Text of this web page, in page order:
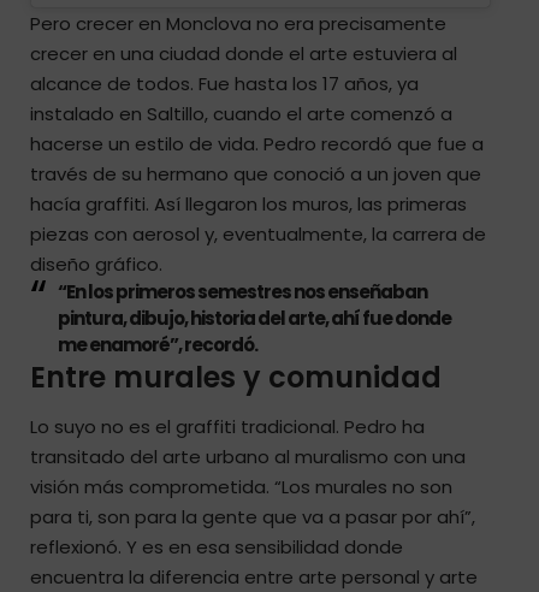
Pero crecer en Monclova no era precisamente
crecer en una ciudad donde el arte estuviera al
alcance de todos. Fue hasta los 17 años, ya
instalado en Saltillo, cuando el arte comenzó a
hacerse un estilo de vida. Pedro recordó que fue a
través de su hermano que conoció a un joven que
hacía graffiti. Así llegaron los muros, las primeras
piezas con aerosol y, eventualmente, la carrera de
diseño gráfico.
“En los primeros semestres nos enseñaban
pintura, dibujo, historia del arte, ahí fue donde
me enamoré”, recordó.
Entre murales y comunidad
Lo suyo no es el graffiti tradicional. Pedro ha
transitado del arte urbano al muralismo con una
visión más comprometida. “Los murales no son
para ti, son para la gente que va a pasar por ahí”,
reflexionó. Y es en esa sensibilidad donde
encuentra la diferencia entre arte personal y arte